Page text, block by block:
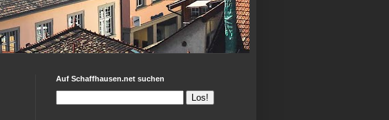
Auf Schaffhausen.net suchen